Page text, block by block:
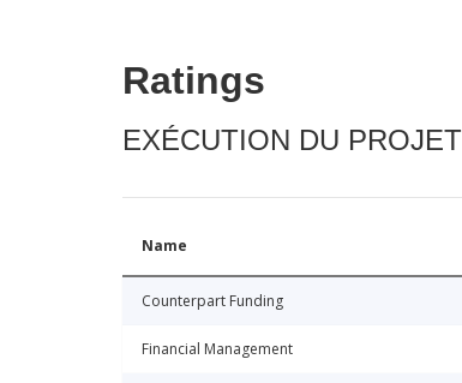
Ratings
EXÉCUTION DU PROJET
Name
Counterpart Funding
Financial Management